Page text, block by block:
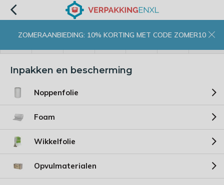
ZOMERAANBIEDING: 10% KORTING MET CODE ZOMER10
Inpakken en bescherming
Noppenfolie
Foam
Wikkelfolie
Opvulmaterialen